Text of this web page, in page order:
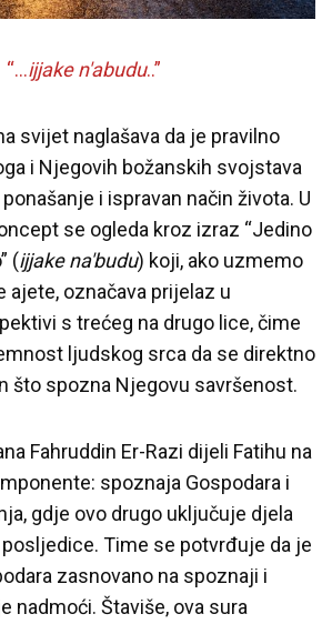
“…ijjake n'abudu..”
svijet naglašava da je pravilno
i Njegovih božanskih svojstava
i ispravan način života. U
se ogleda kroz izraz “Jedino
(ijjake na'budu) koji, ako uzmemo
ajete, označava prijelaz u
s trećeg na drugo lice, čime
ljudskog srca da se direktno
što spozna Njegovu savršenost.
Fahruddin Er-Razi dijeli Fatihu na
spoznaja Gospodara i
gdje ovo drugo uključuje djela
Time se potvrđuje da je
zasnovano na spoznaji i
nadmoći. Štaviše, ova sura